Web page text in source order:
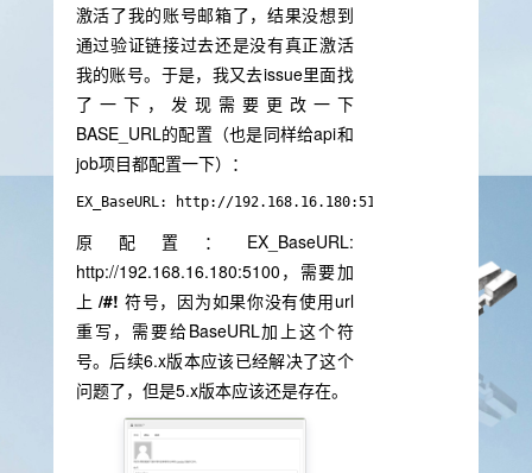
激活了我的账号邮箱了，结果没想到
通过验证链接过去还是没有真正激活
我的账号。于是，我又去issue里面找
了一下，发现需要更改一下
BASE_URL的配置（也是同样给api和
job项目都配置一下）：
EX_BaseURL: http://192.168.16.180:5100/#!
原配置：EX_BaseURL:
http://192.168.16.180:5100，需要加
上/#! 符号，因为如果你没有使用url
重写，需要给BaseURL加上这个符
号。后续6.x版本应该已经解决了这个
问题了，但是5.x版本应该还是存在。